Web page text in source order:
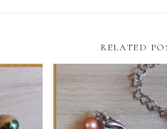
RELATED